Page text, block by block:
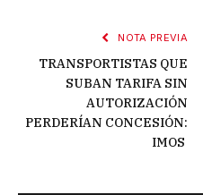
NOTA PREVIA
TRANSPORTISTAS QUE
SUBAN TARIFA SIN
AUTORIZACIÓN
PERDERÍAN CONCESIÓN:
IMOS